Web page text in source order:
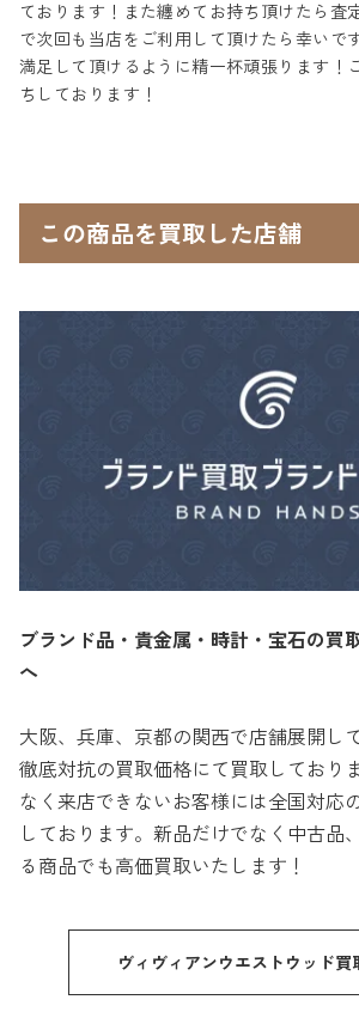
ております！また纏めてお持ち頂けたら査
で次回も当店をご利用して頂けたら幸いで
満足して頂けるように精一杯頑張ります！
ちしております！
この商品を買取した店舗
ブランド品・貴金属・時計・宝石の買
へ
大阪、兵庫、京都の関西で店舗展開し
徹底対抗の買取価格にて買取しており
なく来店できないお客様には全国対応
しております。新品だけでなく中古品
る商品でも高価買取いたします！
ヴィヴィアンウエストウッド買